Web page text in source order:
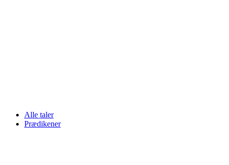
Alle taler
Prædikener